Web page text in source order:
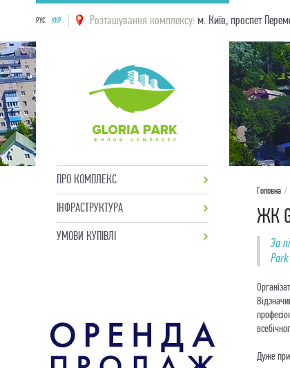
РУС УКР Розташування комплексу:м. Київ, проспет
ПРО КОМПЛЕКС
ІНФРАСТРУКТУРА
УМОВИ КУПІВЛІ
Головна /
ЖК
За
Дуже